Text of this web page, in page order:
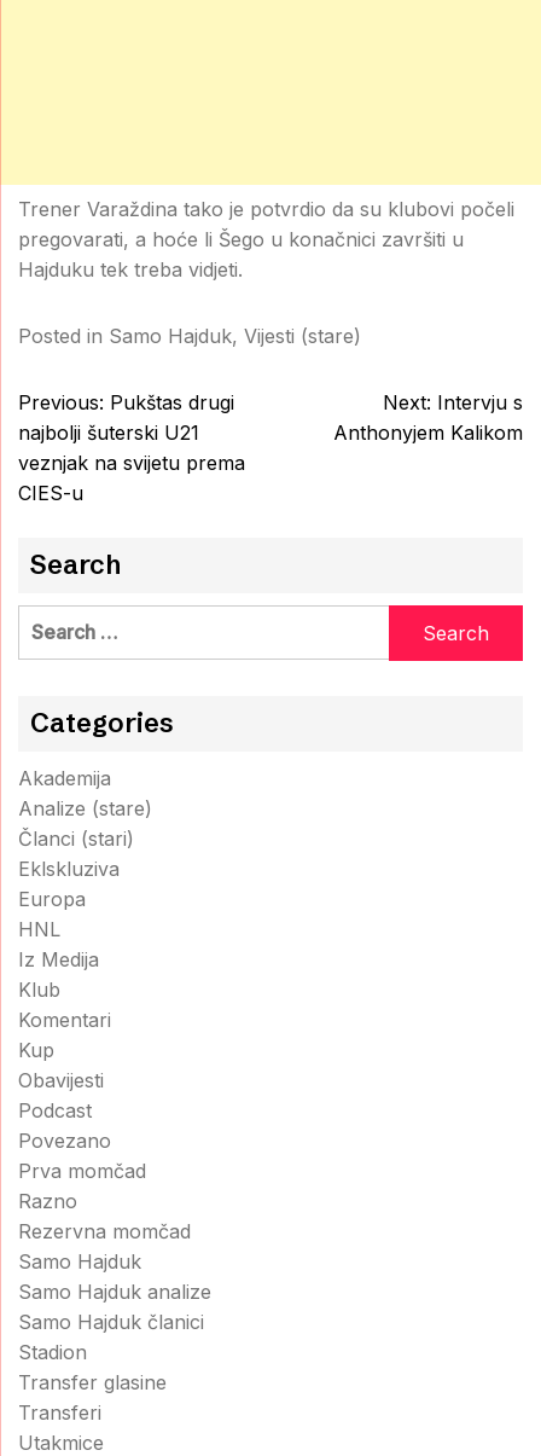
Trener Varaždina tako je potvrdio da su klubovi počeli
pregovarati, a hoće li Šego u konačnici završiti u
Hajduku tek treba vidjeti.
Posted in Samo Hajduk, Vijesti (stare)
Post
navigation
Previous: Pukštas drugi
najbolji šuterski U21
veznjak na svijetu prema
CIES-u
Next: Intervju s
Anthonyjem Kalikom
Search
Search
Categories
Akademija
Analize (stare)
Članci (stari)
Eklskluziva
Europa
HNL
Iz Medija
Klub
Komentari
Kup
Obavijesti
Podcast
Povezano
Prva momčad
Razno
Rezervna momčad
Samo Hajduk
Samo Hajduk analize
Samo Hajduk članici
Stadion
Transfer glasine
Transferi
Utakmice